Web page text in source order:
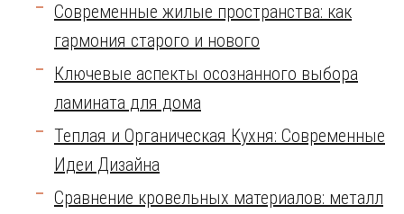
Современные жилые пространства: как
гармония старого и нового
Ключевые аспекты осознанного выбора
ламината для дома
Теплая и Органическая Кухня: Современные
Идеи Дизайна
Сравнение кровельных материалов: металл